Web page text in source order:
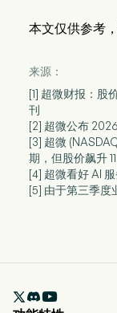
本文仅供参考
来源：
[1] 超微财报：股
刊
[2] 超微公布
[3] 超微
期，但股价飙升
[4] 超微看好 AI
[5] 由于第三季度
